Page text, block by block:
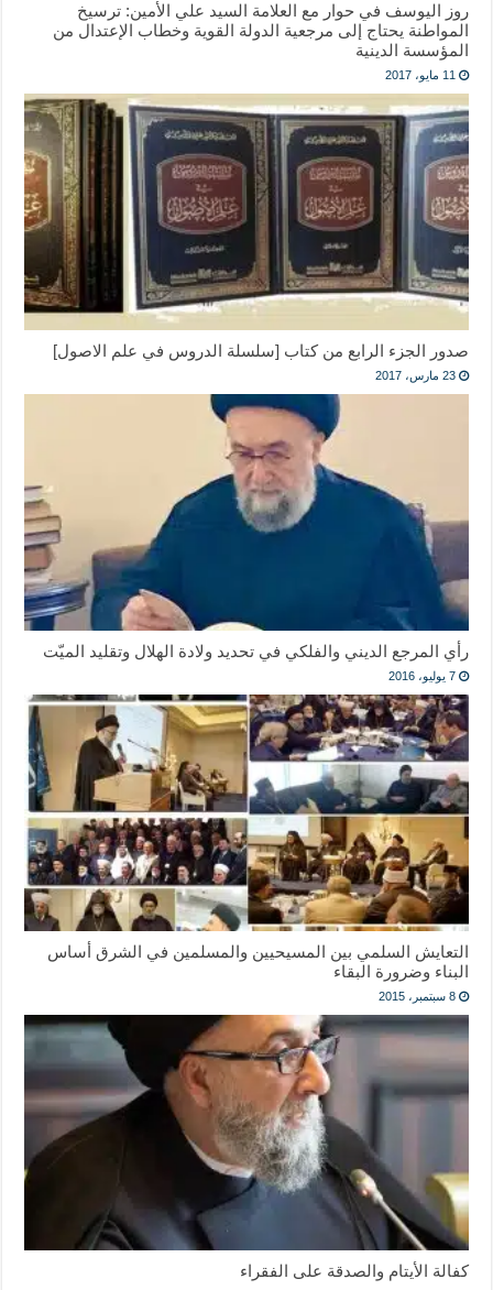
روز اليوسف في حوار مع العلامة السيد علي الأمين: ترسيخ
المواطنة يحتاج إلى مرجعية الدولة القوية وخطاب الإعتدال من
المؤسسة الدينية
11 مايو، 2017
صدور الجزء الرابع من كتاب [سلسلة الدروس في علم الاصول]
23 مارس، 2017
رأي المرجع الديني والفلكي في تحديد ولادة الهلال وتقليد الميّت
7 يوليو، 2016
التعايش السلمي بين المسيحيين والمسلمين في الشرق أساس
البناء وضرورة البقاء
8 سبتمبر، 2015
كفالة الأيتام والصدقة على الفقراء